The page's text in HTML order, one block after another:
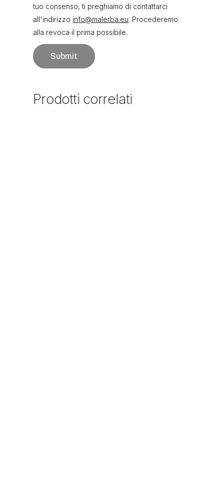
tuo consenso, ti preghiamo di contattarci
all'indirizzo info@malerba.eu. Procederemo
alla revoca il prima possibile.
Prodotti correlati